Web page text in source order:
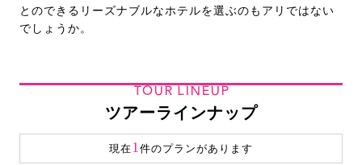
とのできるリーズナブルなホテルを選ぶのもアリではない
でしょうか。
TOUR LINEUP
ツアーラインナップ
現在1 件のプランがあります